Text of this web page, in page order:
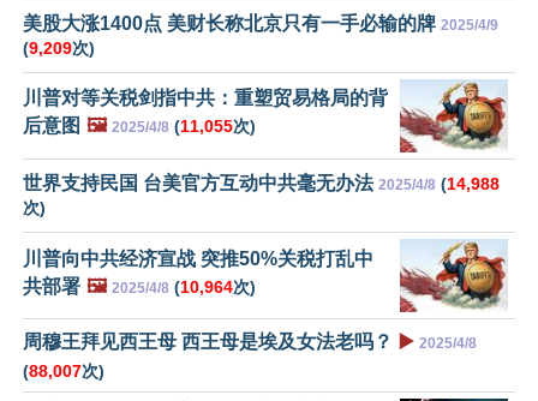
美股大涨1400点 美财长称北京只有一手必输的牌 2025/4/9
(9,209次)
川普对等关税剑指中共：重塑贸易格局的背
后意图 🖼️ 2025/4/8 (11,055次)
世界支持民国 台美官方互动中共毫无办法 2025/4/8 (14,988
次)
川普向中共经济宣战 突推50%关税打乱中
共部署 🖼️ 2025/4/8 (10,964次)
周穆王拜见西王母 西王母是埃及女法老吗？ ▶️ 2025/4/8
(88,007次)